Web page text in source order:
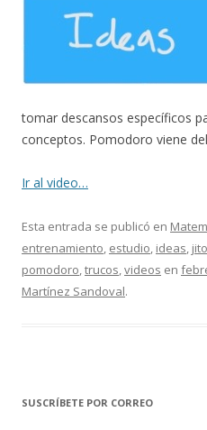
tomar descansos específicos
conceptos. Pomodoro viene
Ir al video…
Esta entrada se publicó en
entrenamiento, estudio, ideas,
pomodoro,trucos,videos en
Martínez Sandoval.
SUSCRÍBETE POR CORREO